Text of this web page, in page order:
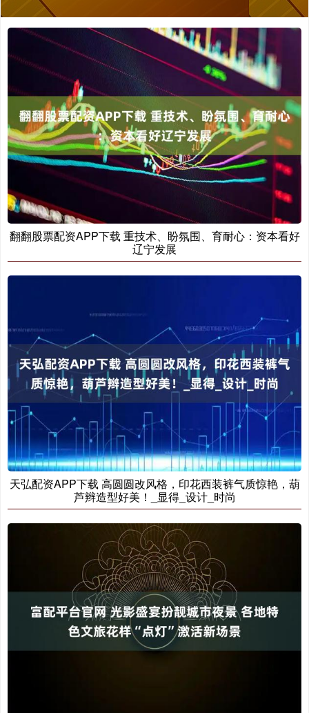
翻翻股票配资APP下载 重技术、盼氛围、育耐心：资本看好
辽宁发展
天弘配资APP下载 高圆圆改风格，印花西装裤气质惊艳，葫
芦辫造型好美！_显得_设计_时尚